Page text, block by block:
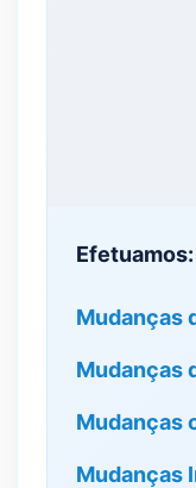
Efetuamos:
Mudanças
Mudanças
Mudanças
Mudanças